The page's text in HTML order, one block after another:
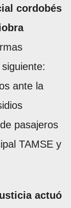
cordobés
ante la
pasajeros
TAMSE y
actuó